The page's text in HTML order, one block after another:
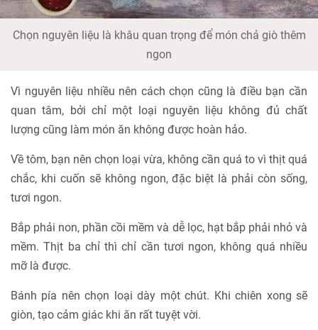
Chọn nguyên liệu là khâu quan trọng để món chả giò thêm
ngon
Vì nguyên liệu nhiều nên cách chọn cũng là điều bạn cần
quan tâm, bởi chỉ một loại nguyên liệu không đủ chất
lượng cũng làm món ăn không được hoàn hảo.
Về tôm, bạn nên chọn loại vừa, không cần quá to vì thịt quá
chắc, khi cuốn sẽ không ngon, đặc biệt là phải còn sống,
tươi ngon.
Bắp phải non, phần cồi mềm và dễ lọc, hạt bắp phải nhỏ và
mềm. Thịt ba chỉ thì chỉ cần tươi ngon, không quá nhiều
mỡ là được.
Bánh pía nên chọn loại dày một chút. Khi chiên xong sẽ
giòn, tạo cảm giác khi ăn rất tuyệt vời.